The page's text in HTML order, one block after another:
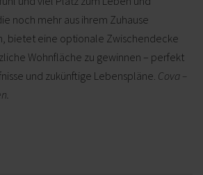
noch mehr aus ihrem Zuhause
bietet eine optionale Zwischendecke
Wohnfläche zu gewinnen – perfekt
und zukünftige Lebenspläne. Cova –